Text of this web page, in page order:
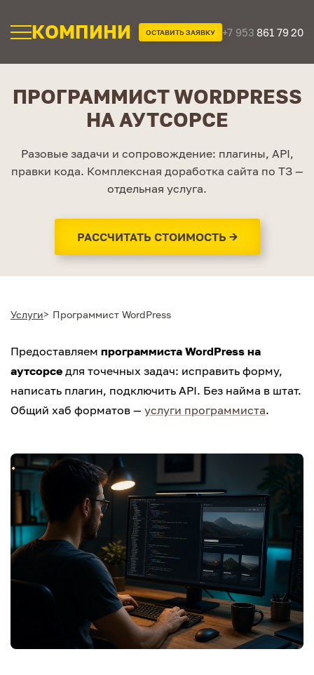
КОМПИНИ ОСТАВИТЬ ЗАЯВКУ +7 953 861 79 20
ПРОГРАММИСТ WORDPRESS
НА АУТСОРСЕ
Разовые задачи и сопровождение: плагины, API,
правки кода. Комплексная доработка сайта по ТЗ —
отдельная услуга.
РАССЧИТАТЬ СТОИМОСТЬ →
Услуги Программист WordPress
Предоставляем программиста WordPress на
аутсорсе для точечных задач: исправить форму,
написать плагин, подключить API. Без найма в штат.
Общий хаб форматов — услуги программиста.